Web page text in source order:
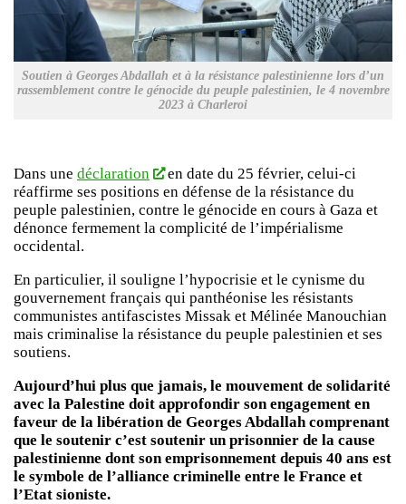
Soutien à Georges Abdallah et à la résistance palestinienne lors d’un
rassemblement contre le génocide du peuple palestinien, le 4 novembre
2023 à Charleroi
Dans une déclaration
en date du 25 février, celui-ci
réaffirme ses positions en défense de la résistance du
peuple palestinien, contre le génocide en cours à Gaza et
dénonce fermement la complicité de l’impérialisme
occidental.
En particulier, il souligne l’hypocrisie et le cynisme du
gouvernement français qui panthéonise les résistants
communistes antifascistes Missak et Mélinée Manouchian
mais criminalise la résistance du peuple palestinien et ses
soutiens.
Aujourd’hui plus que jamais, le mouvement de solidarité
avec la Palestine doit approfondir son engagement en
faveur de la libération de Georges Abdallah comprenant
que le soutenir c’est soutenir un prisonnier de la cause
palestinienne dont son emprisonnement depuis 40 ans est
le symbole de l’alliance criminelle entre le France et
l’Etat sioniste.